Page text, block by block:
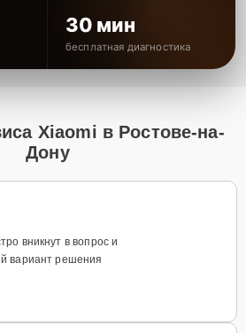
30 мин
бесплатная диагностика
Xiaomi в Ростове-на-
Дону
вникнут в вопрос и
вариант решения